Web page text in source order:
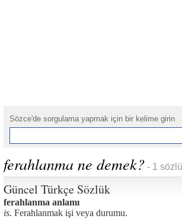
Sözce'de sorgulama yapmak için bir kelime girin
ferahlanma ne demek? - 1
Güncel Türkçe Sözlük
ferahlanma anlamı
is. Ferahlanmak işi veya durumu.